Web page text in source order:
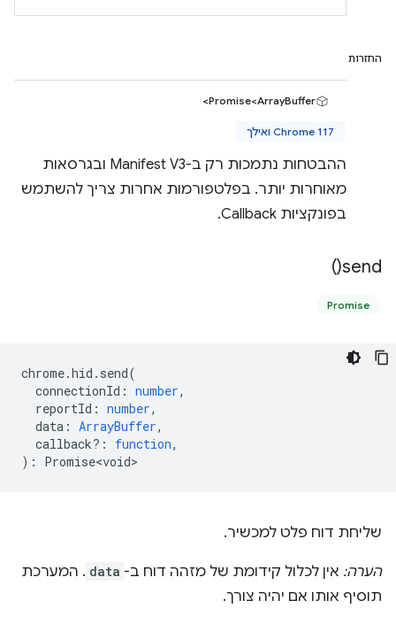
החזרות
Promise<ArrayBuffer>
Chrome 117 ואילך
ההבטחות נתמכות רק ב-Manifest V3 ובגרסאות
מאוחרות יותר. בפלטפורמות אחרות צריך להשתמש
בפונקציות Callback.
send(
)
Promise
chrome.hid . send(
connectionId : number,
reportId : number,
data : ArrayBuffer,
callback? : function,
) : Promise<void>
שליחת דוח פלט למכשיר.
הערה: אין לכלול קידומת של מזהה דוח ב- data . המערכת
תוסיף אותו אם יהיה צורך.